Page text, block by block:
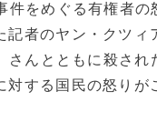
件をめぐる有権者
記者のヤン・クツィ
さんとともに殺され
する国民の怒りが